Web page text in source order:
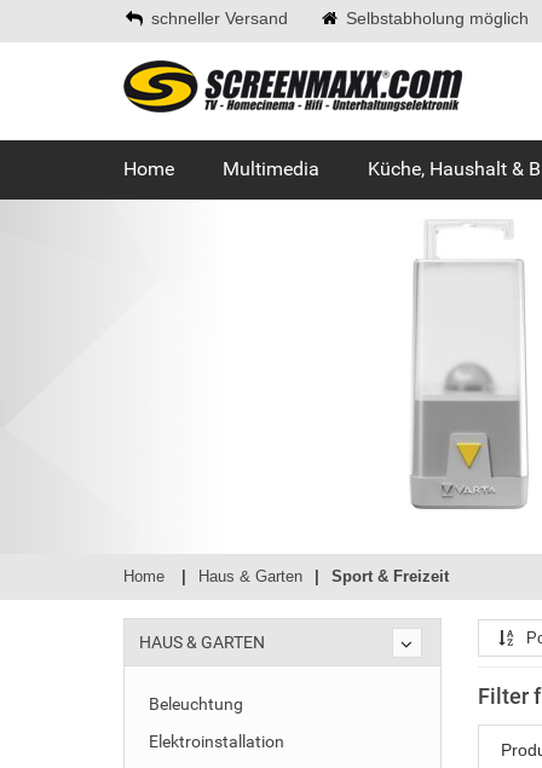
schneller Versand Selbstabholung möglich
Home Multimedia Küche, Haushalt &
Home Haus & Garten Sport & Freizeit
HAUS & GARTEN
Beleuchtung
Elektroinstallation
Filter